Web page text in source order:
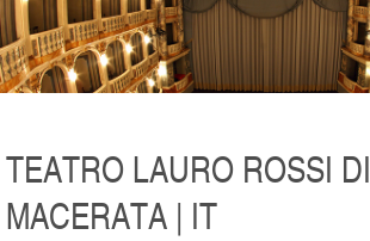
TEATRO LAURO ROSSI DI
MACERATA | IT